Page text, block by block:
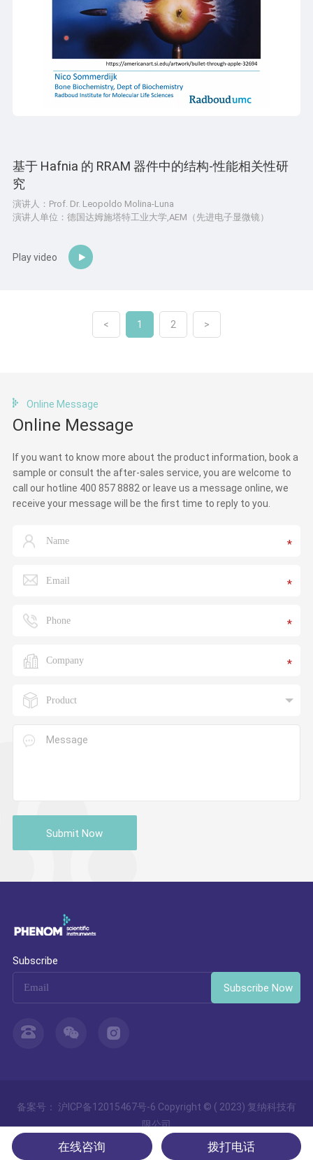
基于 Hafnia 的 RRAM 器件中的结构-性能相关性研
究
演讲人：Prof. Dr. Leopoldo Molina-Luna
演讲人单位：德国达姆施塔特工业大学,AEM（先进电子显微镜）
Play video
< 1 2 >
Online Message
Online Message
If you want to know more about the product information, book a
sample or consult the after-sales service, you are welcome to
call our hotline 400 857 8882 or leave us a message online, we
receive your message will be the first time to reply to you.
*
*
*
*
Submit Now
Subscribe
Subscribe Now
备案号： 沪ICP备12015467号-6 Copyright © ( 2023) 复纳科技有
限公司
使用条款
隐私概览 Cookies
在线咨询 拨打电话